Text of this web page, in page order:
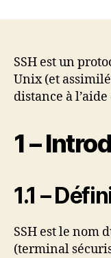
SSH est un
Unix (et
distance à
1 –
1.1 –
SSH est le nom
(terminal